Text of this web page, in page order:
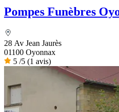
Pompes Funèbres
28 Av Jean Jaurès
01100 Oyonnax
5 /5 (1 avis)